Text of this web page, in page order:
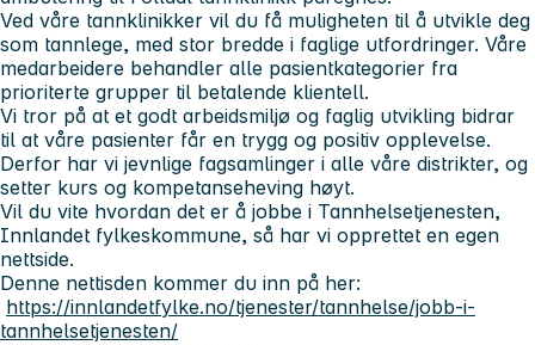
Ved våre tannklinikker vil du få muligheten til å utvikle deg
som tannlege, med stor bredde i faglige utfordringer. Våre
medarbeidere behandler alle pasientkategorier fra
prioriterte grupper til betalende klientell.
Vi tror på at et godt arbeidsmiljø og faglig utvikling bidrar
til at våre pasienter får en trygg og positiv opplevelse.
Derfor har vi jevnlige fagsamlinger i alle våre distrikter, og
setter kurs og kompetanseheving høyt.
Vil du vite hvordan det er å jobbe i Tannhelsetjenesten,
Innlandet fylkeskommune, så har vi opprettet en egen
nettside.
Denne nettisden kommer du inn på her:
https://innlandetfylke.no/tjenester/tannhelse/jobb-i-
tannhelsetjenesten/